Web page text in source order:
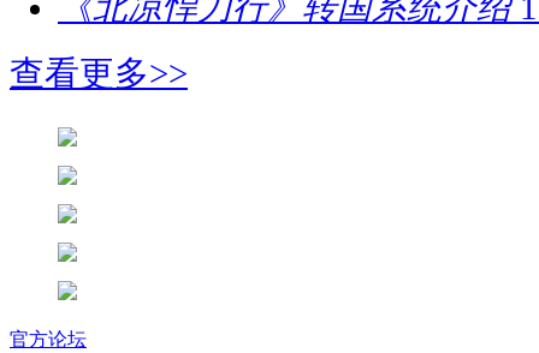
《北凉悍刀行》转国系统介绍
查看更多>>
官方论坛